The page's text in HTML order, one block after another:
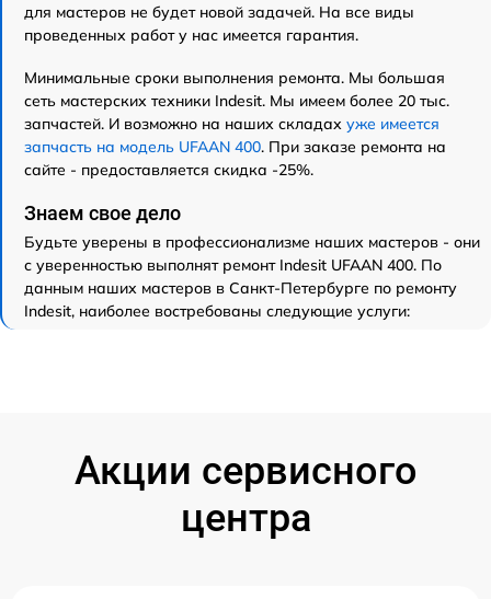
для мастеров не будет новой задачей. На все виды
проведенных работ у нас имеется гарантия.
Минимальные сроки выполнения ремонта. Мы большая
сеть мастерских техники Indesit. Мы имеем более 20 тыс.
запчастей. И возможно на наших складах уже имеется
запчасть на модель UFAAN 400. При заказе ремонта на
сайте - предоставляется скидка -25%.
Знаем свое дело
Будьте уверены в профессионализме наших мастеров - они
с уверенностью выполнят ремонт Indesit UFAAN 400. По
данным наших мастеров в Санкт-Петербурге по ремонту
Indesit, наиболее востребованы следующие услуги:
Акции сервисного
центра